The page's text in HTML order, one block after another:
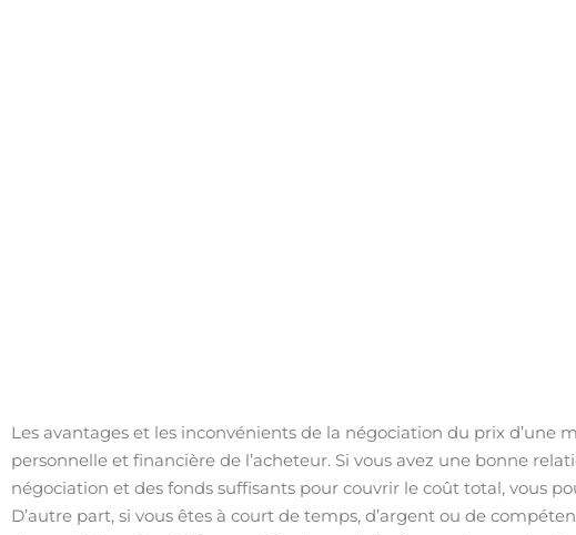
Les avantages et les inconvénients de la négociation du prix
personnelle et financière de l’acheteur. Si vous avez une bonne
négociation et des fonds suffisants pour couvrir le coût total, vous
D’autre part, si vous êtes à court de temps, d’argent ou de